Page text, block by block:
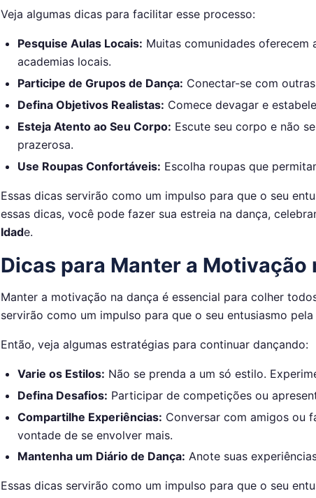
Veja algumas dicas para facilitar esse processo:
Pesquise Aulas Locais: Muitas comunidades oferecem
academias locais.
Participe de Grupos de Dança: Conectar-se com
Defina Objetivos Realistas: Comece devagar e
Esteja Atento ao Seu Corpo: Escute seu corpo e não
prazerosa.
Use Roupas Confortáveis: Escolha roupas que
Essas dicas servirão como um impulso para que o seu
essas dicas, você pode fazer sua estreia na dança,
Idade.
Dicas para Manter a Motivação
Manter a motivação na dança é essencial para colher
servirão como um impulso para que o seu entusiasmo pela
Então, veja algumas estratégias para continuar dançando:
Varie os Estilos: Não se prenda a um só estilo.
Defina Desafios: Participar de competições ou
Compartilhe Experiências: Conversar com amigos ou
vontade de se envolver mais.
Mantenha um Diário de Dança: Anote suas
Essas dicas servirão como um impulso para que o seu